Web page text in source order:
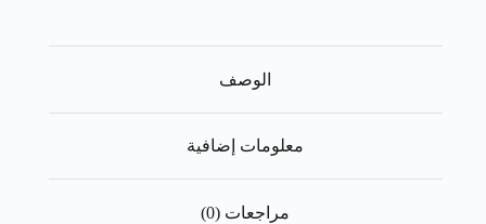
الوصف
معلومات إضافية
مراجعات (0)